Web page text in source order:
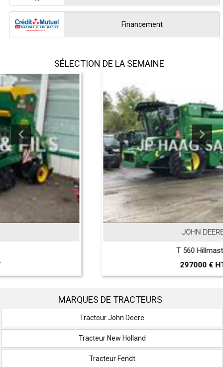
Financement
SÉLECTION DE LA SEMAINE
MARQUES DE TRACTEURS
Tracteur John Deere
Tracteur New Holland
Tracteur Fendt